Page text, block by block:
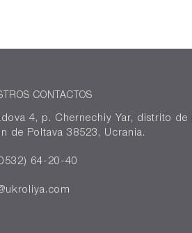
CONTACTOS
4, p. Chernechiy Yar, distrito de
de Poltava 38523, Ucrania.
64-20-40